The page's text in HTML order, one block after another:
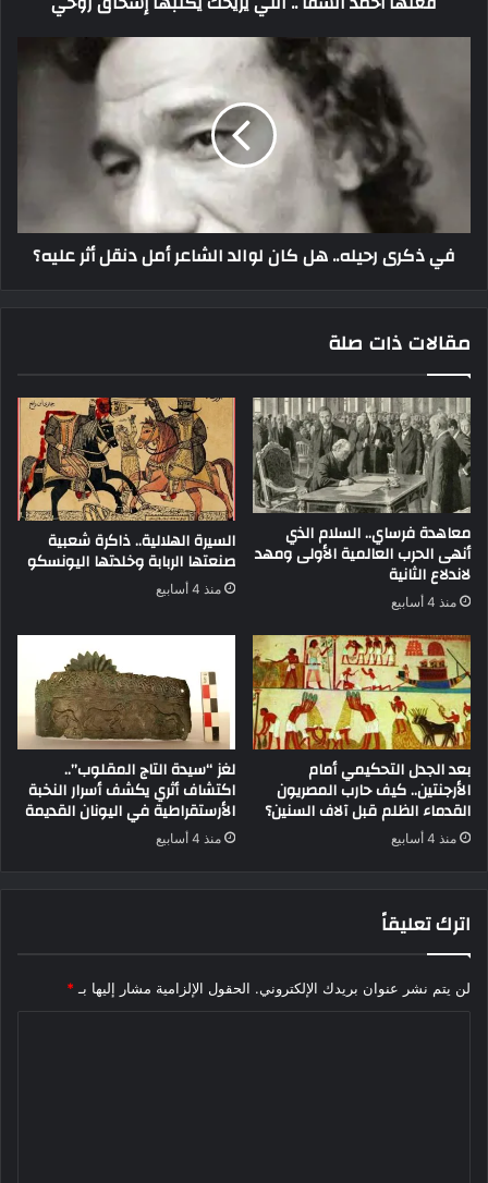
في ذكرى رحيله.. هل كان لوالد الشاعر أمل دنقل أثر عليه؟
مقالات ذات صلة
معاهدة فرساي.. السلام الذي
أنهى الحرب العالمية الأولى ومهد
لاندلاع الثانية
منذ 4 أسابيع
السيرة الهلالية.. ذاكرة شعبية
صنعتها الربابة وخلدتها اليونسكو
منذ 4 أسابيع
بعد الجدل التحكيمي أمام
الأرجنتين.. كيف حارب المصريون
القدماء الظلم قبل آلاف السنين؟
منذ 4 أسابيع
لغز “سيدة التاج المقلوب”..
اكتشاف أثري يكشف أسرار النخبة
الأرستقراطية في اليونان القديمة
منذ 4 أسابيع
اترك تعليقاً
لن يتم نشر عنوان بريدك الإلكتروني. الحقول الإلزامية مشار إليها بـ *